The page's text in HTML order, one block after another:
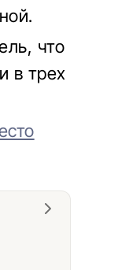
что
в трех